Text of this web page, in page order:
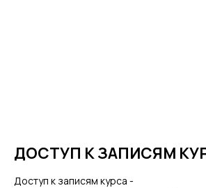
ДОСТУП К ЗАПИСЯМ
Доступ к записям курса -